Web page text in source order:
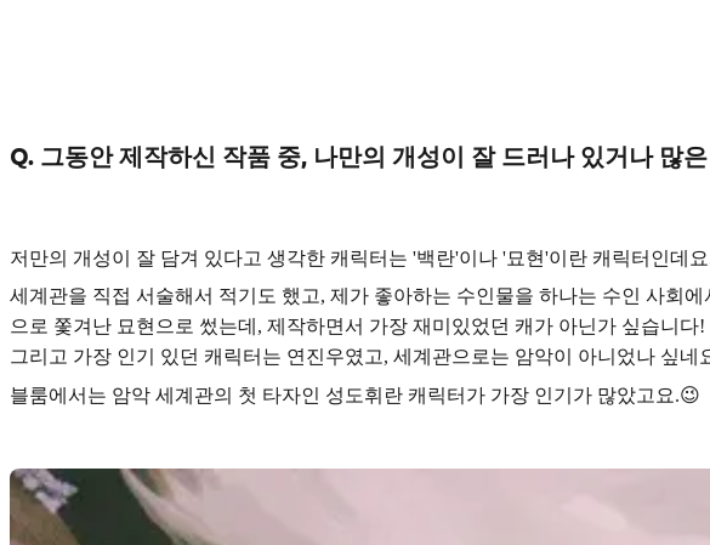
Q. 그동안 제작하신 작품 중, 나만의 개성이 잘 드러나 있거나 많
저만의 개성이 잘 담겨 있다고 생각한 캐릭터는 '백란'이나 '묘현'이란 캐릭터인데
세계관을 직접 서술해서 적기도 했고, 제가 좋아하는 수인물을 하나는 수인 사회
으로 쫓겨난 묘현 으로 썼는데, 제작하면서 가장 재미있었던 캐가 아닌가 싶습니다!
그리고 가장 인기 있던 캐릭터는 연진우였고, 세계관으로는 암악이 아니었나 싶네
블룸에서는 암악 세계관의 첫 타자인 성도휘 란 캐릭터가 가장 인기가 많았고요.😉